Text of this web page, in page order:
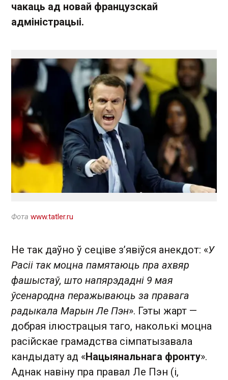
чакаць ад новай французскай
адміністрацыі.
Фота www.tatler.ru
Не так даўно ў сеціве з’явіўся анекдот: «У
Расіі так моцна памятаюць пра ахвяр
фашыстаў, што напярэдадні 9 мая
ўсенародна перажываюць за правага
радыкала Марын Ле Пэн». Гэты жарт —
добрая ілюстрацыя таго, наколькі моцна
расійскае грамадства сімпатызавала
кандыдату ад «Нацыянальнага фронту».
Аднак навіну пра правал Ле Пэн (і,